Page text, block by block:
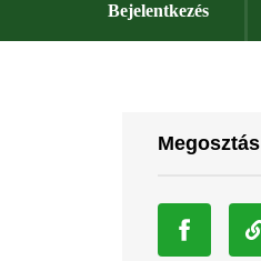
Bejelentkezés
Megosztás